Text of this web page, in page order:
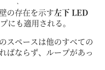
の存在を示す左下 LED
にも適用される。
スペースは他のすべての
ばならず、ループがあっ